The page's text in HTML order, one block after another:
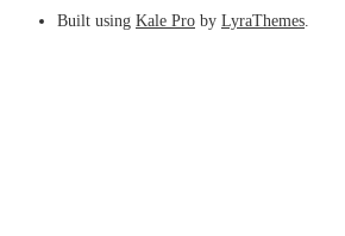
Built using Kale Pro by LyraThemes